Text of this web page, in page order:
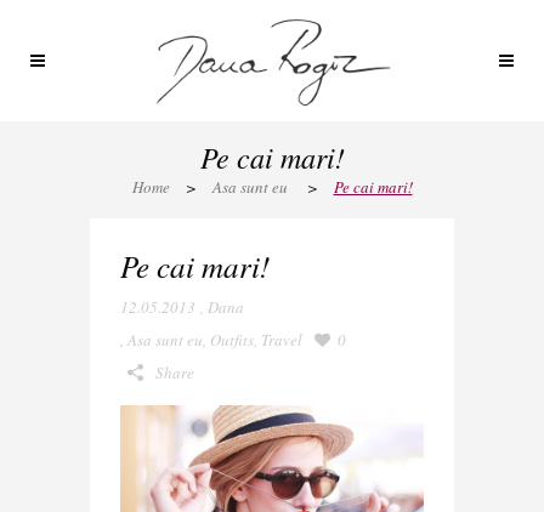
Pe cai mari!
Home > Asa sunt eu > Pe cai mari!
Pe cai mari!
12.05.2013 , Dana
, Asa sunt eu, Outfits, Travel
0
Share